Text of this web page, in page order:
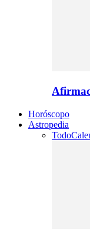
Horóscopo
Astropedia
Todo